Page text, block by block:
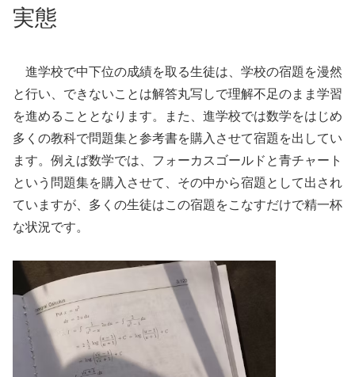
実態
進学校で中下位の成績を取る生徒は、学校の宿題を漫然
と行い、できないことは解答丸写しで理解不足のまま学習
を進めることとなります。また、進学校では数学をはじめ
多くの教科で問題集と参考書を購入させて宿題を出してい
ます。例えば数学では、フォーカスゴールドと青チャート
という問題集を購入させて、その中から宿題として出され
ていますが、多くの生徒はこの宿題をこなすだけで精一杯
な状況です。